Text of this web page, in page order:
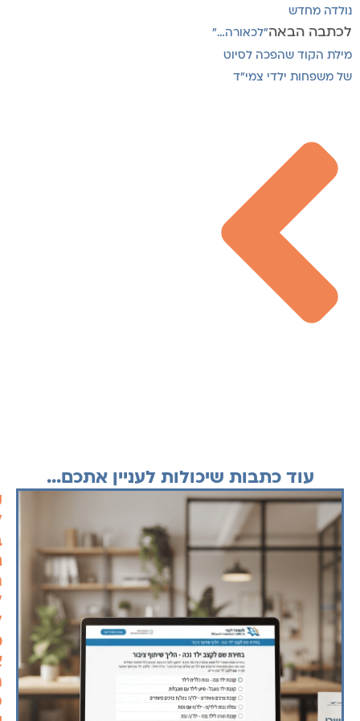
נולדה מחדש
לכתבה הבאה"לכאורה…"
מילת הקוד שהפכה לסיוט
של משפחות ילדי צמי"ד
עוד כתבות שיכולות לעניין אתכם...